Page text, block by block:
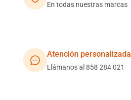
En todas nuestras marcas
Atención personalizada
Llámanos al 858 284 021